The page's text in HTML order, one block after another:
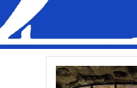
上野動物園